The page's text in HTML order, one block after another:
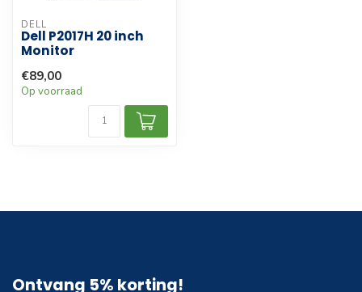
DELL
Dell P2017H 20 inch
Monitor
€89,00
Op voorraad
Ontvang 5% korting!